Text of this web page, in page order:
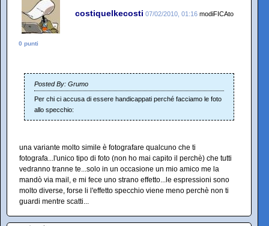
costiquelkecosti 07/02/2010, 01:16 modiFICAto
0 punti
Posted By: Grumo
Per chi ci accusa di essere handicappati perché facciamo le foto
allo specchio:
una variante molto simile è fotografare qualcuno che ti
fotografa...l'unico tipo di foto (non ho mai capito il perchè) che tutti
vedranno tranne te...solo in un occasione un mio amico me la
mandò via mail, e mi fece uno strano effetto...le espressioni sono
molto diverse, forse li l'effetto specchio viene meno perchè non ti
guardi mentre scatti...